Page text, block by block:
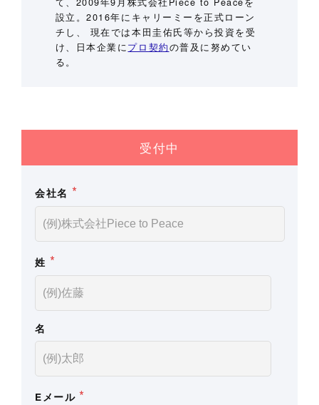
設立。2016年にキャリーミーを正式ローン
チし、 現在では本田圭佑氏等から投資を受
け、日本企業にプロ契約の普及に努めてい
る。
受付中
会社名 *
姓 *
名
Eメール *